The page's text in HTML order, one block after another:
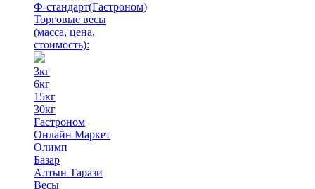
Ф-стандарт(Гастроном)
Торговые весы
(масса, цена,
стоимость):
3кг
6кг
15кг
30кг
Гастроном
Онлайн Маркет
Олимп
Базар
Алтын Тарази
Весы